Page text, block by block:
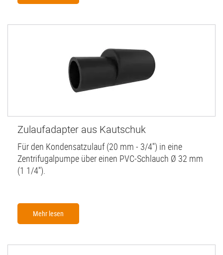
Zulaufadapter aus Kautschuk
Für den Kondensatzulauf (20 mm - 3/4'') in eine
Zentrifugalpumpe über einen PVC-Schlauch Ø 32 mm
(1 1/4'').
Mehr lesen